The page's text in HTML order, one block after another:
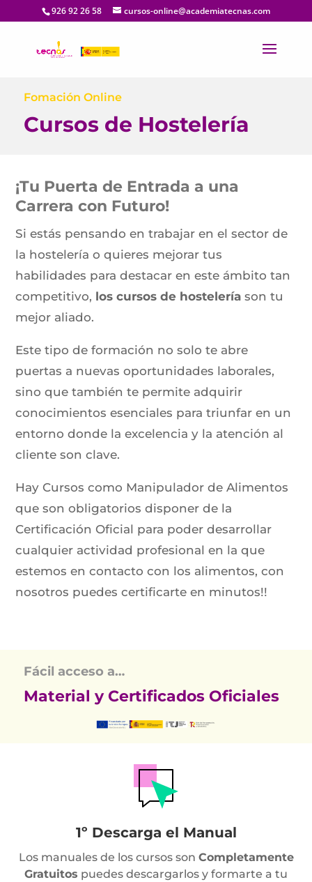
926 92 26 58 cursos-online@academiatecnas.com
Fomación Online
Cursos de Hostelería
¡Tu Puerta de Entrada a una
Carrera con Futuro!
Si estás pensando en trabajar en el sector de
la hostelería o quieres mejorar tus
habilidades para destacar en este ámbito tan
competitivo, los cursos de hostelería son tu
mejor aliado.
Este tipo de formación no solo te abre
puertas a nuevas oportunidades laborales,
sino que también te permite adquirir
conocimientos esenciales para triunfar en un
entorno donde la excelencia y la atención al
cliente son clave.
Hay Cursos como Manipulador de Alimentos
que son obligatorios disponer de la
Certificación Oficial para poder desarrollar
cualquier actividad profesional en la que
estemos en contacto con los alimentos, con
nosotros puedes certificarte en minutos!!
Fácil acceso a…
Material y Certificados Oficiales
1º Descarga el Manual
Los manuales de los cursos son Completamente
Gratuitos puedes descargarlos y formarte a tu